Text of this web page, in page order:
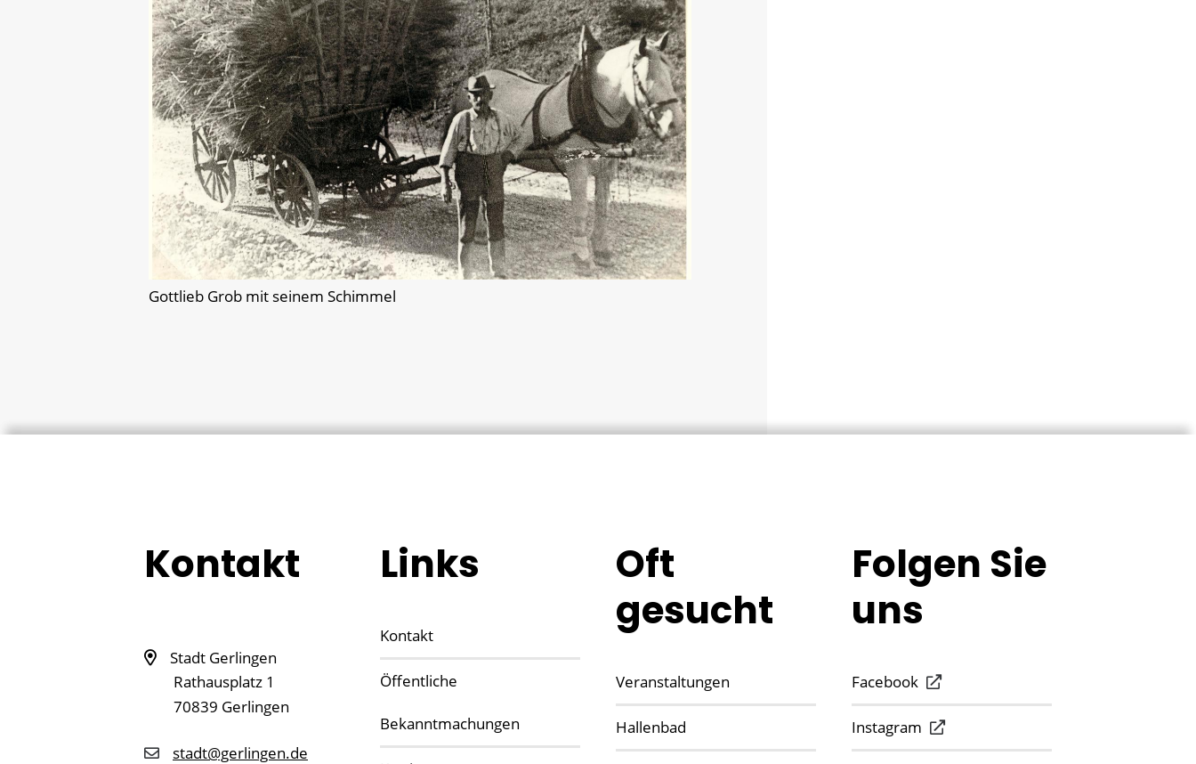
Gottlieb Grob mit seinem Schimmel
Kontakt
Stadt Gerlingen
Rathausplatz 1
70839 Gerlingen
stadt@gerlingen.de
Links
Kontakt
Öffentliche
Bekanntmachungen
Oft
gesucht
Veranstaltungen
Hallenbad
Folgen Sie
uns
Facebook
Instagram